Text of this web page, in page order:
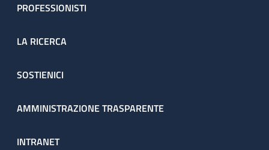
PROFESSIONISTI
LA RICERCA
SOSTIENICI
AMMINISTRAZIONE TRASPARENTE
INTRANET